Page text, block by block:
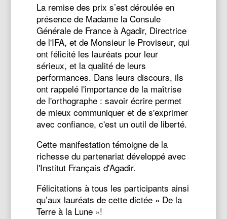
La remise des prix s’est déroulée en
présence de Madame la Consule
Générale de France à Agadir, Directrice
de l'IFA, et de Monsieur le Proviseur, qui
ont félicité les lauréats pour leur
sérieux, et la qualité de leurs
performances. Dans leurs discours, ils
ont rappelé l'importance de la maîtrise
de l'orthographe : savoir écrire permet
de mieux communiquer et de s'exprimer
avec confiance, c'est un outil de liberté.
Cette manifestation témoigne de la
richesse du partenariat développé avec
l'Institut Français d'Agadir.
Félicitations à tous les participants ainsi
qu’aux lauréats de cette dictée « De la
Terre à la Lune »!